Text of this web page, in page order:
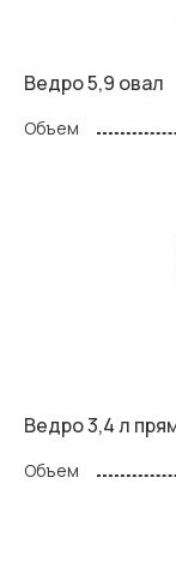
Ведро 5,9 овал
Объем
Ведро 3,4 л
Объем